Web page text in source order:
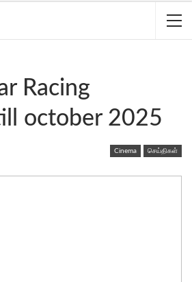
Racing
october 2025
Cinema செய்திகள்